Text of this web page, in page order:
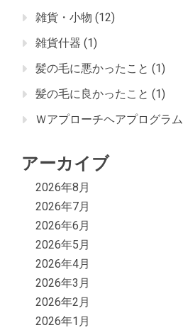
雑貨・小物 (12)
雑貨什器 (1)
髪の毛に悪かったこと (1)
髪の毛に良かったこと (1)
Ｗアプローチヘアプログラム
アーカイブ
2026年8月
2026年7月
2026年6月
2026年5月
2026年4月
2026年3月
2026年2月
2026年1月